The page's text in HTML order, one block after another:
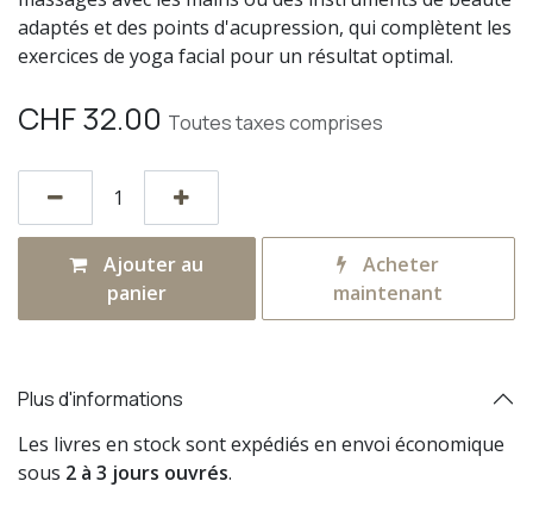
adaptés et des points d'acupression, qui complètent les
exercices de yoga facial pour un résultat optimal.
CHF32.00 Toutes taxes comprises
Ajouter au
panier
Acheter
maintenant
Plus d'informations
Les livres en stock sont expédiés en envoi économique
sous 2 à 3 jours ouvrés.